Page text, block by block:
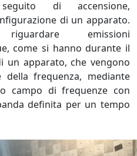
di accensione,
di un apparato.
emissioni
come si hanno durante il
un apparato, che vengono
frequenza, mediante
campo di frequenze con
definita per un tempo